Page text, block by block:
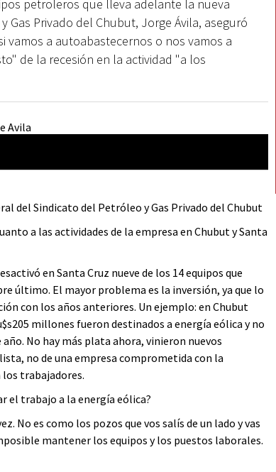
petroleros que lleva adelante la nueva
Gas Privado del Chubut, Jorge Ávila, aseguró
vamos a autoabastecernos o nos vamos a
de la recesión en la actividad "a los
del Sindicato del Petróleo y Gas Privado del Chubut
a las actividades de la empresa en Chubut y Santa
en Santa Cruz nueve de los 14 equipos que
último. El mayor problema es la inversión, ya que lo
con los años anteriores. Un ejemplo: en Chubut
millones fueron destinados a energía eólica y no
No hay más plata ahora, vinieron nuevos
no de una empresa comprometida con la
los trabajadores.
el trabajo a la energía eólica?
No es como los pozos que vos salís de un lado y vas
mantener los equipos y los puestos laborales.